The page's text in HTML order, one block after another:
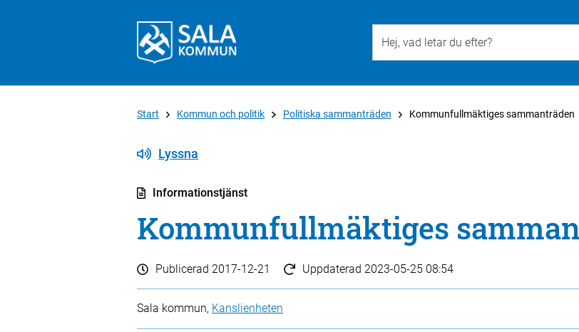
Start Kommun och politik Politiska sammanträden Kommunfullmäktiges sammanträden
Lyssna
Informationstjänst
Kommunfullmäktiges
Publicerad 2017-12-21 Uppdaterad 2023-05-25 08:54
Sala kommun, Kanslienheten